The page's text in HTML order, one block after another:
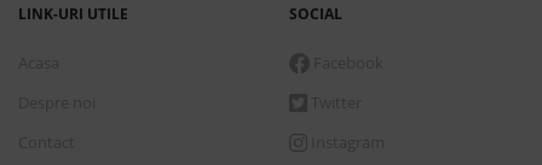
LINK-URI UTILE SOCIAL